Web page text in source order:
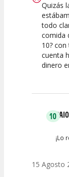
Quizás
todo
comida
10?
cuenta
dinero
10
¡Lo
15 Agosto